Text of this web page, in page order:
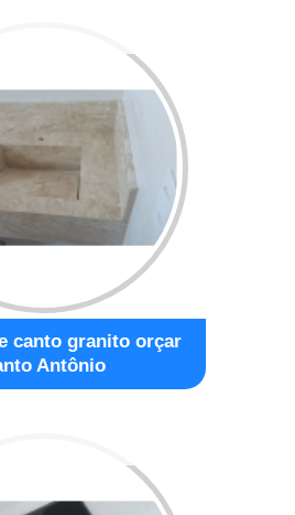
canto granito orçar
Antônio